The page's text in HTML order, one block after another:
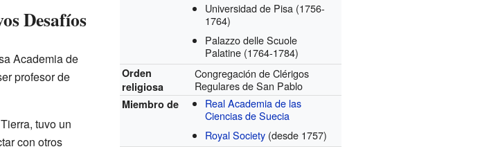
Universidad de Pisa (1756-
1764)
Palazzo delle Scuole
Palatine (1764-1784)
Orden
religiosa
Congregación de Clérigos
Regulares de San Pablo
Miembro de
Real Academia de las
Ciencias de Suecia
Royal Society (desde 1757)
Desafíos
Academia de
profesor de
tuvo un
con otros